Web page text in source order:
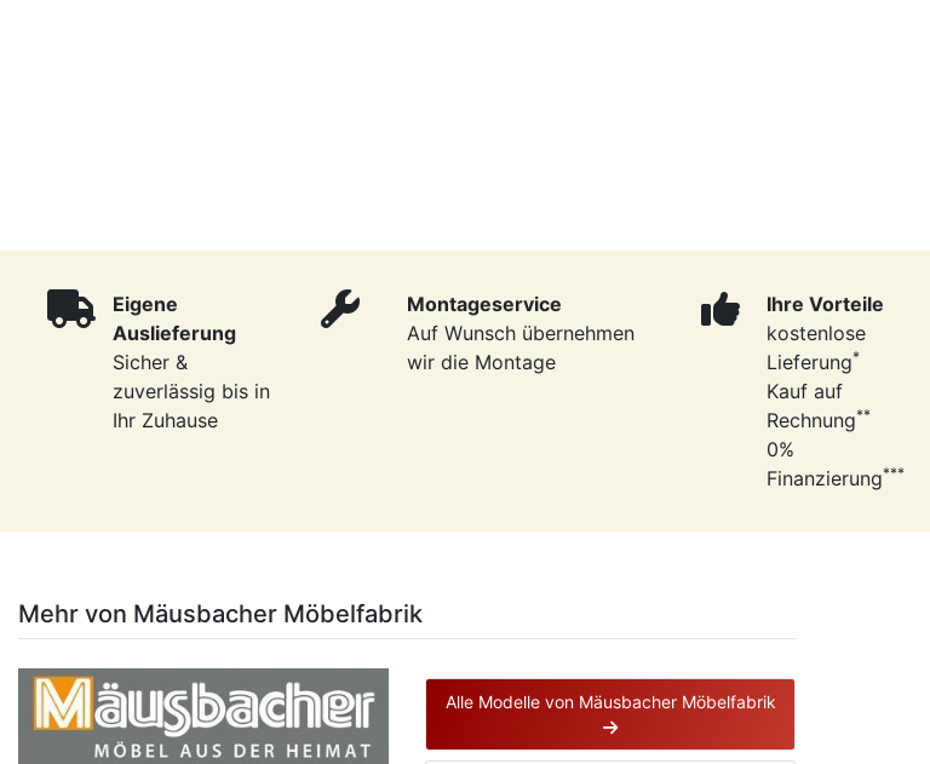
Eigene
Auslieferung
Sicher &
zuverlässig bis in
Ihr Zuhause
Montageservice
Auf Wunsch übernehmen
wir die Montage
Ihre Vorteile
kostenlose
Lieferung*
Kauf auf
Rechnung**
0%
Finanzierung***
Mehr von Mäusbacher Möbelfabrik
Alle Modelle von Mäusbacher Möbelfabrik